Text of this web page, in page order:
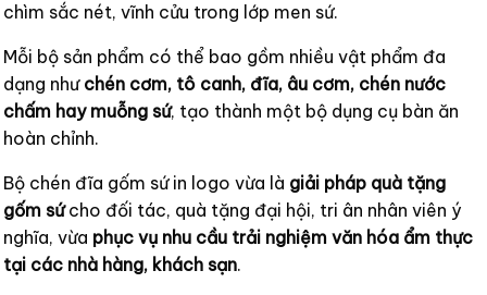
chìm sắc nét, vĩnh cửu trong lớp men sứ.
Mỗi bộ sản phẩm có thể bao gồm nhiều vật phẩm đa
dạng như chén cơm, tô canh, đĩa, âu cơm, chén nước
chấm hay muỗng sứ, tạo thành một bộ dụng cụ bàn ăn
hoàn chỉnh.
Bộ chén đĩa gốm sứ in logo vừa là giải pháp quà tặng
gốm sứcho đối tác, quà tặng đại hội, tri ân nhân viên ý
nghĩa, vừa phục vụ nhu cầu trải nghiệm văn hóa ẩm thực
tại các nhà hàng, khách sạn.